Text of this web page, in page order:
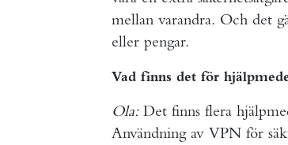
mellan varandra. Och det
eller pengar.
Vad finns det för
Ola:Det finns flera
Användning av VPN för